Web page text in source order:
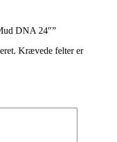
DNA 24″”
Krævede felter er